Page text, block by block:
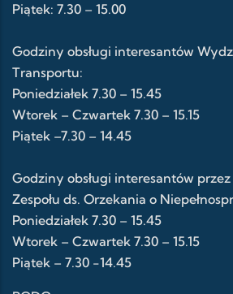
Piątek: 7.30 – 15.00
Godziny obsługi interesantów
Transportu:
Poniedziałek 7.30 – 15.45
Wtorek – Czwartek 7.30 – 15.15
Piątek –7.30 – 14.45
Godziny obsługi interesantów
Zespołu ds. Orzekania o
Poniedziałek 7.30 – 15.45
Wtorek – Czwartek 7.30 – 15.15
Piątek – 7.30 -14.45